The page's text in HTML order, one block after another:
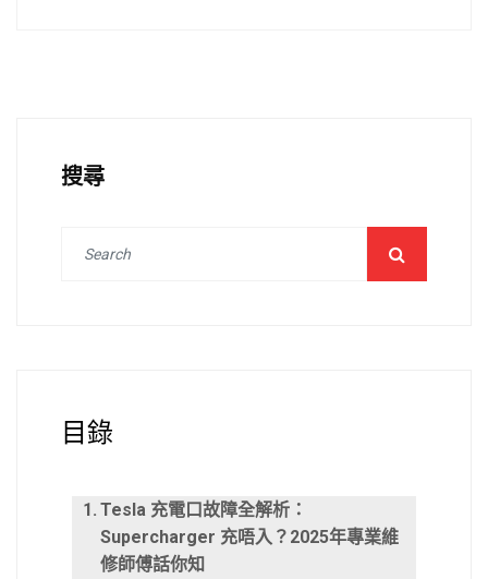
搜尋
目錄
Tesla 充電口故障全解析：
Supercharger 充唔入？2025年專業維
修師傅話你知